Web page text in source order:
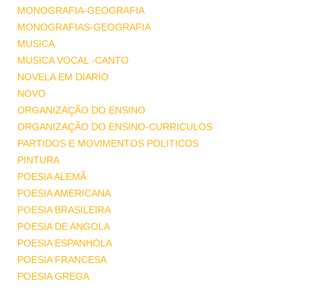
MONOGRAFIA-GEOGRAFIA
MONOGRAFIAS-GEOGRAFIA
MUSICA
MUSICA VOCAL -CANTO
NOVELA EM DIARIO
NOVO
ORGANIZAÇÃO DO ENSINO
ORGANIZAÇÃO DO ENSINO-CURRICULOS
PARTIDOS E MOVIMENTOS POLITICOS
PINTURA
POESIA ALEMÃ
POESIA AMERICANA
POESIA BRASILEIRA
POESIA DE ANGOLA
POESIA ESPANHOLA
POESIA FRANCESA
POESIA GREGA